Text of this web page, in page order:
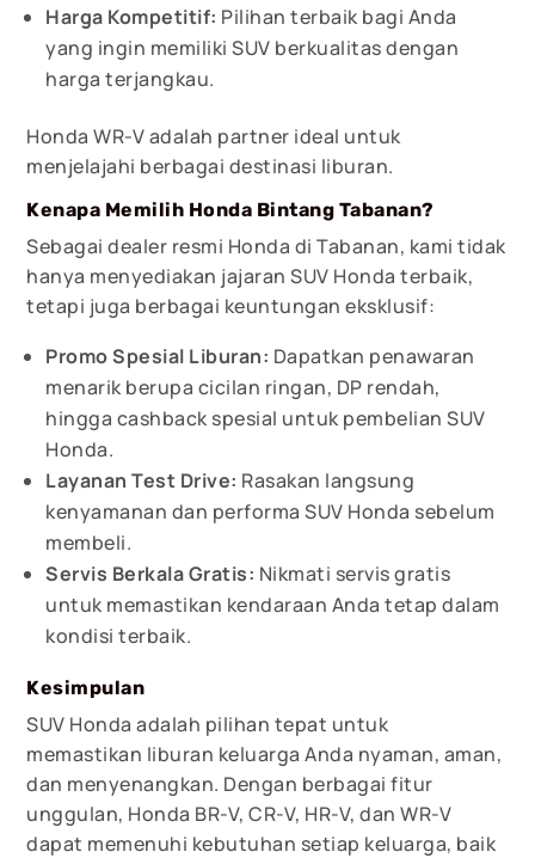
Harga Kompetitif: Pilihan terbaik bagi Anda
yang ingin memiliki SUV berkualitas dengan
harga terjangkau.
Honda WR-V adalah partner ideal untuk
menjelajahi berbagai destinasi liburan.
Kenapa Memilih Honda Bintang Tabanan?
Sebagai dealer resmi Honda di Tabanan, kami tidak
hanya menyediakan jajaran SUV Honda terbaik,
tetapi juga berbagai keuntungan eksklusif:
Promo Spesial Liburan: Dapatkan penawaran
menarik berupa cicilan ringan, DP rendah,
hingga cashback spesial untuk pembelian SUV
Honda.
Layanan Test Drive: Rasakan langsung
kenyamanan dan performa SUV Honda sebelum
membeli.
Servis Berkala Gratis: Nikmati servis gratis
untuk memastikan kendaraan Anda tetap dalam
kondisi terbaik.
Kesimpulan
SUV Honda adalah pilihan tepat untuk
memastikan liburan keluarga Anda nyaman, aman,
dan menyenangkan. Dengan berbagai fitur
unggulan, Honda BR-V, CR-V, HR-V, dan WR-V
dapat memenuhi kebutuhan setiap keluarga, baik